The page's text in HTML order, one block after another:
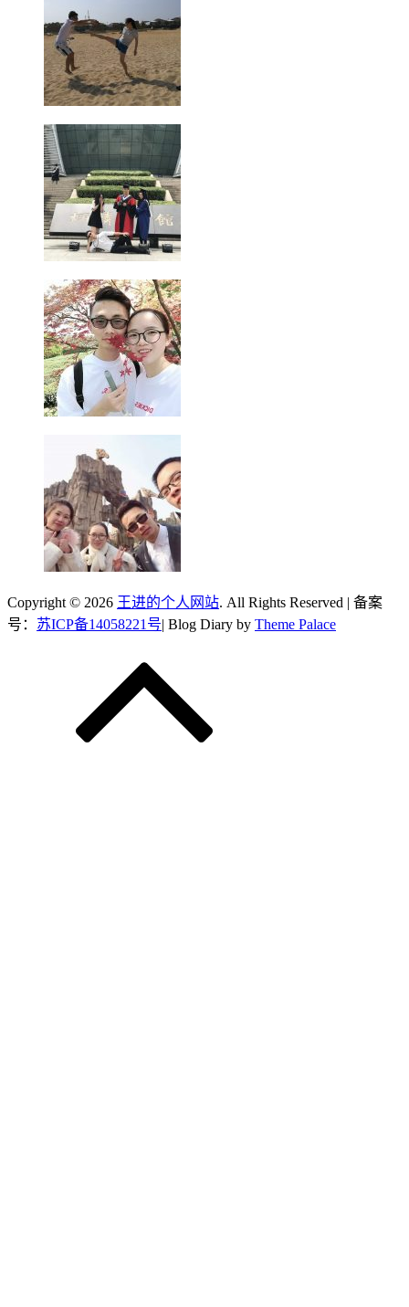
Copyright © 2026 王进的个人网站. All Rights Reserved | 备案
号： 苏ICP备14058221号| Blog Diary by Theme Palace